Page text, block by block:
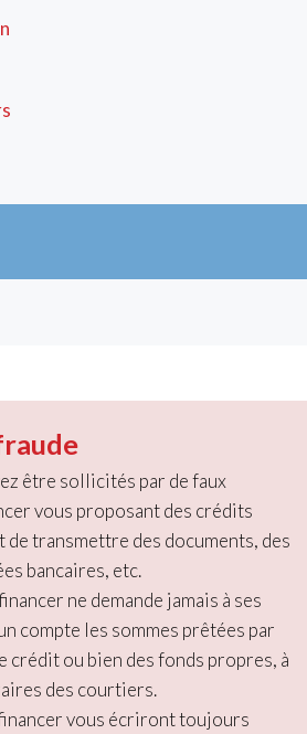
être sollicités par de faux
vous proposant des crédits
de transmettre des documents, des
bancaires, etc.
ne demande jamais à ses
compte les sommes prêtées par
crédit ou bien des fonds propres, à
des courtiers.
vous écriront toujours